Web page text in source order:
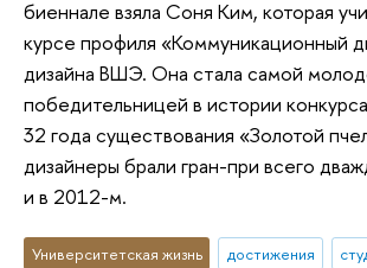
биеннале взяла Соня Ким, которая
курсе профиля «Коммуникационный
дизайна ВШЭ. Она стала самой
победительницей в истории
32 года существования «Золотой
дизайнеры брали гран-при всего
и в 2012-м.
Университетская жизнь достижения